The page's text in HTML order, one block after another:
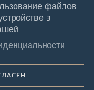
файлов
в